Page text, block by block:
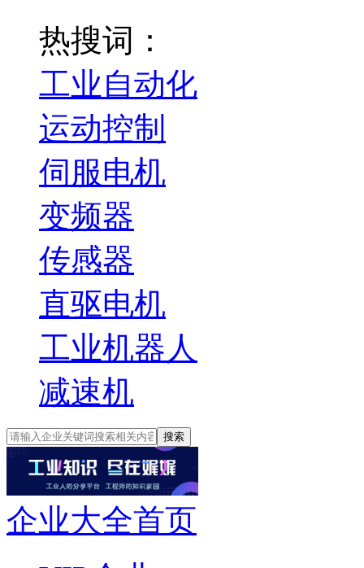
热搜词：
工业自动化
运动控制
伺服电机
变频器
传感器
直驱电机
工业机器人
减速机
搜索
企业大全首页